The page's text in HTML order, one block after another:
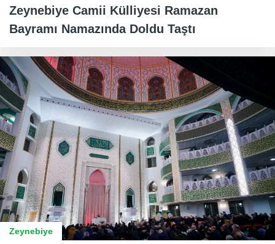
Zeynebiye Camii Külliyesi Ramazan
Bayramı Namazında Doldu Taştı
Zeynebiye